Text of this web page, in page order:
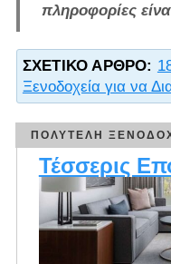
πληροφορίες
ΣΧΕΤΙΚΌ ΆΡΘΡΟ:
Ξενοδοχεία για να
ΠΟΛΥΤΕΛΉ
Τέσσερις